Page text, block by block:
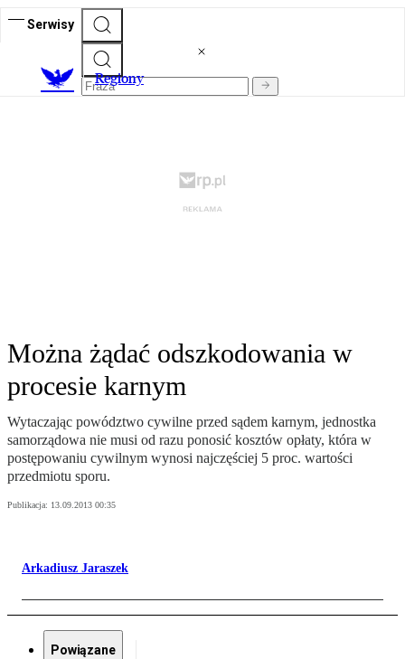
Serwisy
Regiony
Można żądać odszkodowania w
procesie karnym
Wytaczając powództwo cywilne przed sądem karnym, jednostka
samorządowa nie musi od razu ponosić kosztów opłaty, która w
postępowaniu cywilnym wynosi najczęściej 5 proc. wartości
przedmiotu sporu.
Publikacja: 13.09.2013 00:35
Arkadiusz Jaraszek
Powiązane